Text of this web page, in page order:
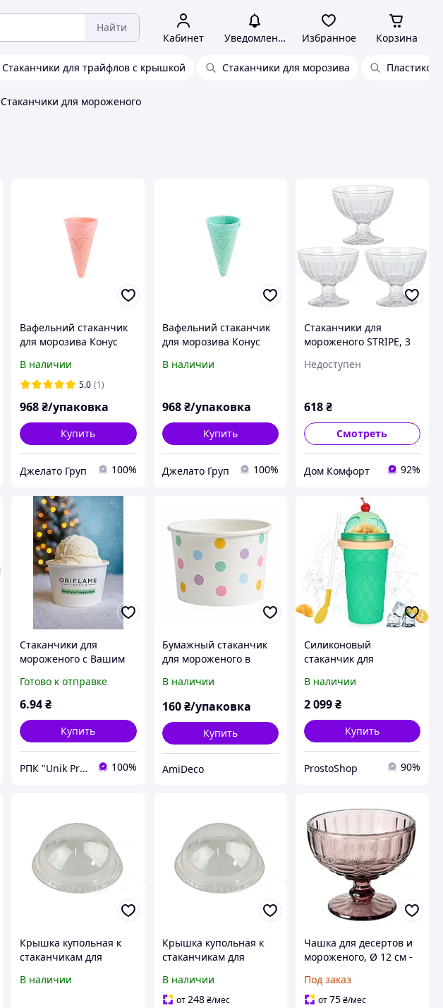
Найти
Кабинет Уведомления Избранное Корзина
Стаканчики для трайфлов с крышкой Стаканчики для морозива
Стаканчики для мороженого
Вафельний стаканчик
для морозива Конус
ящик
В наличии
5.0 (1)
968₴/упаковка
Купить
Джелато Груп 100%
Вафельний стаканчик
для морозива Конус
440шт/ящик
В наличии
968 ₴/упаковка
Купить
Джелато Груп 100%
Стаканчики для
мороженого STRIPE, 3
Недоступен
618₴
Смотреть
Дом Комфорт 92%
Стаканчики для
мороженого с Вашим
Готово к отправке
6.94₴
Купить
РПК "Unik Promo" 100%
Бумажный стаканчик
для мороженого в
10шт, креманка
бумажная одноразовая
для десертов и
праздников
В наличии
160 ₴/упаковка
Купить
AmiDeco
Силиконовый
стаканчик для
В наличии
2 099₴
Купить
ProstoShop 90%
Крышка купольная к
стаканчикам для
95 мм 10 шт
В наличии
Крышка купольная к
стаканчикам для
95 мм 800 шт.
В наличии
от 248 ₴/мес
Чашка для десертов и
мороженого, Ø 12 см -
Под заказ
от75₴/мес